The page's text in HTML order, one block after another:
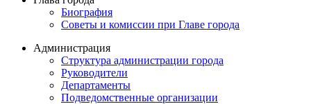
Биография
Советы и комиссии при Главе города
Администрация
Структура администрации города
Руководители
Департаменты
Подведомственные организации